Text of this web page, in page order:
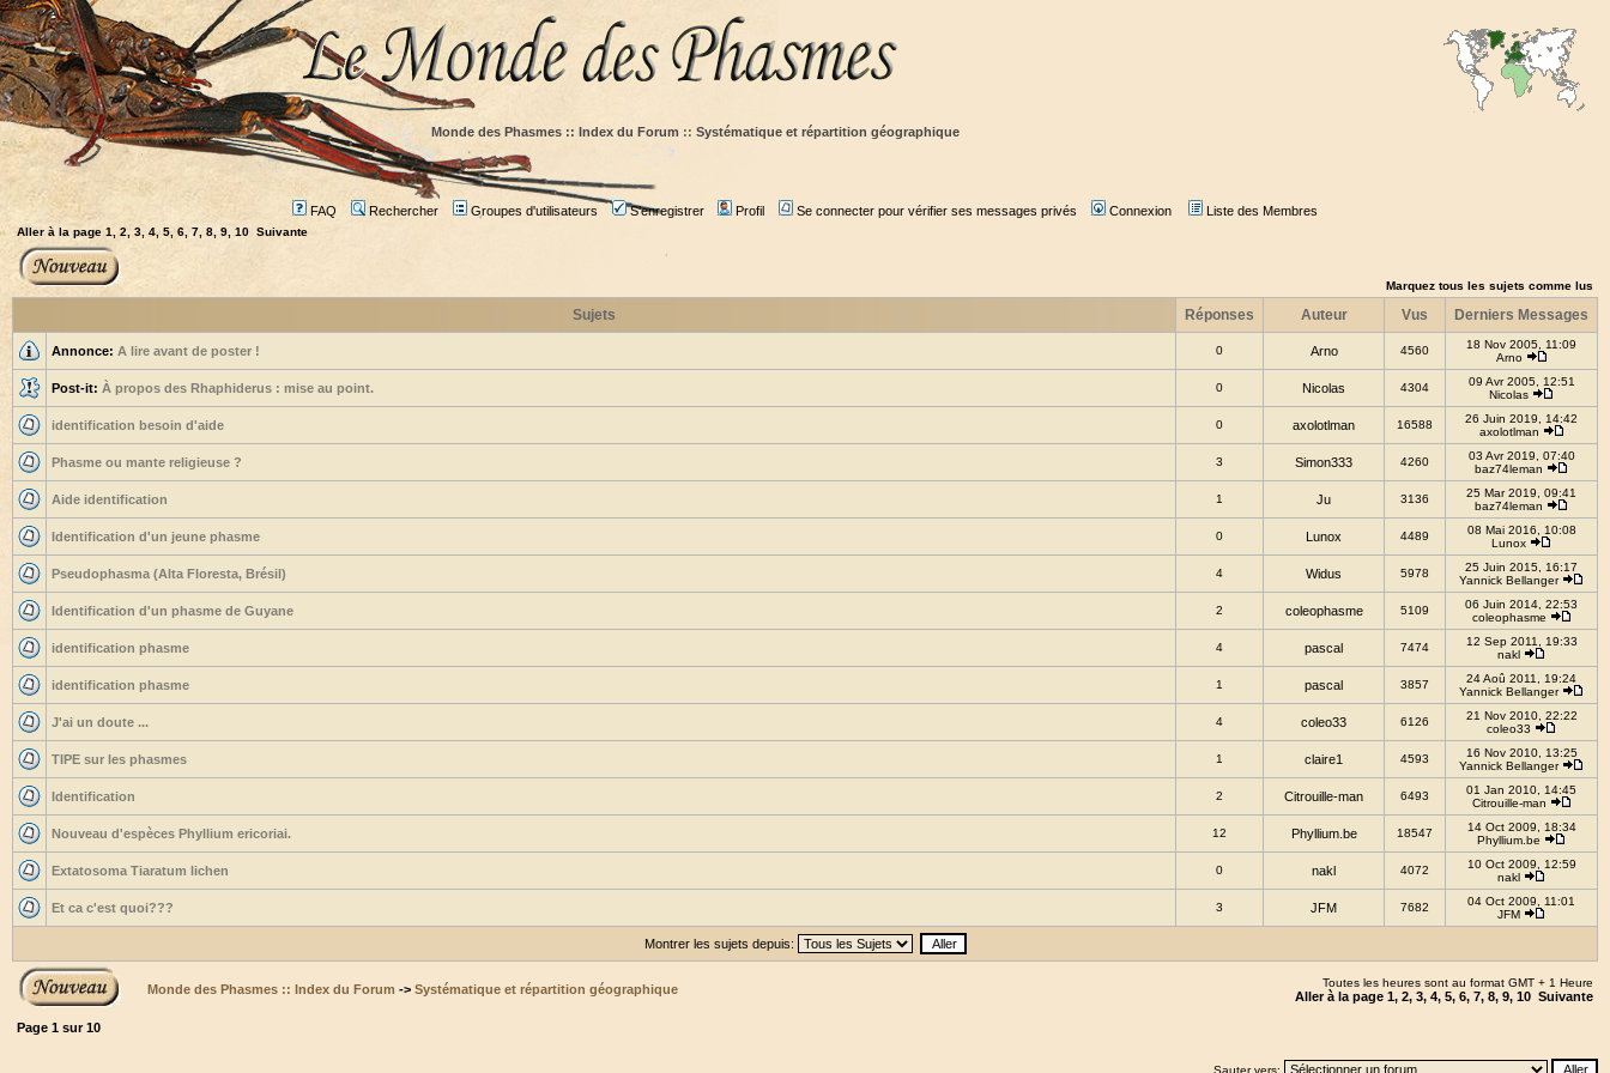
Monde des Phasmes :: Index du Forum :: Systématique et répartition géographique
FAQ Rechercher Groupes d'utilisateurs S'enregistrer Profil Se connecter pour vérifier ses messages privés Connexion Liste des Membres
Aller à la page 1 2 3 4, 5 6 7 8 9 10 Suivante
Marquez tous les sujets comme lus
Sujets Réponses Auteur Vus Derniers Messages
Annonce: A lire avant de poster ! 0 Arno 4560
18 Nov 2005, 11:09
Arno
Post-it: À propos des Rhaphiderus : mise au point. 0 Nicolas 4304
09 Avr 2005, 12:51
Nicolas
identification besoin d'aide 0 axolotlman 16588
26 Juin 2019, 14:42
axolotlman
Phasme ou mante religieuse ? 3 Simon333 4260
03 Avr 2019, 07:40
baz74leman
Aide identification 1 Ju 3136
25 Mar 2019, 09:41
baz74leman
Identification d'un jeune phasme 0 Lunox 4489
08 Mai 2016, 10:08
Lunox
Pseudophasma (Alta Floresta, Brésil) 4 Widus 5978
25 Juin 2015, 16:17
Yannick Bellanger
Identification d'un phasme de Guyane 2 coleophasme 5109
06 Juin 2014, 22:53
coleophasme
identification phasme 4 pascal 7474
12 Sep 2011, 19:33
nakl
identification phasme 1 pascal 3857
24 Aoû 2011, 19:24
Yannick Bellanger
J'ai un doute ... 4 coleo33 6126
21 Nov 2010, 22:22
coleo33
TIPE sur les phasmes 1 claire1 4593
16 Nov 2010, 13:25
Yannick Bellanger
Identification 2 Citrouille-man 6493
01 Jan 2010, 14:45
Citrouille-man
Nouveau d'espèces Phyllium ericoriai. 12 Phyllium.be 18547
14 Oct 2009, 18:34
Phyllium.be
Extatosoma Tiaratum lichen 0 nakl 4072
10 Oct 2009, 12:59
nakl
Et ca c'est quoi??? 3 JFM 7682
04 Oct 2009, 11:01
JFM
Montrer les sujets depuis:
Monde des Phasmes :: Index du Forum -> Systématique et répartition géographique Toutes les heures sont au format GMT + 1 Heure
Aller à la page 1, 2, 3, 4, 5, 6, 7, 8, 9, 10 Suivante
Page 1 sur10
Sauter vers: